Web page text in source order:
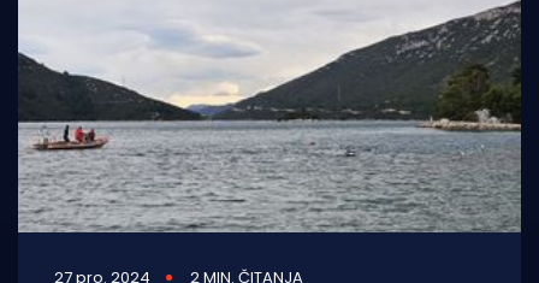
27 pro. 2024 2 MIN. ČITANJA